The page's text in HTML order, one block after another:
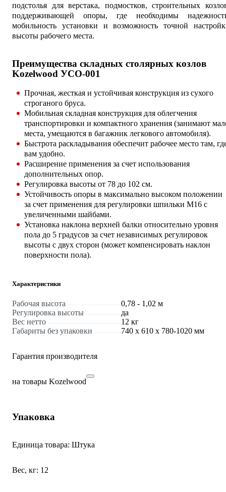
подстолья для верстака, подмостков, строительных
поддерживающей опоры, где необходимы
мобильность установки и возможность точной
высоты рабочего места.
Преимущества складных столярных козлов
Kozelwood УСО-001
Прочная, жесткая и устойчивая конструкция из сухого
строганого бруса.
Мобильная складная конструкция для облегчения
транспортировки и компактного хранения (занимают
места, умещаются в багажник легкового автомобиля).
Быстрота раскладывания обеспечит рабочее место там,
вам удобно.
Расширение применения за счет использования
дополнительных опор.
Регулировка высоты от 78 до 102 см.
Устойчивость опоры в максимально высоком положении
за счет применения для регулировки шпильки М16 с
увеличенными шайбами.
Установка наклона верхней балки относительно уровня
пола до 5 градусов за счет независимых регулировок
высоты с двух сторон (может компенсировать наклон
поверхности пола).
Характеристики
Рабочая высота
0,78 - 1,02 м
Регулировка высоты
да
Вес нетто
12 кг
Габариты без упаковки
740 х 610 х 780-1020 мм
Гарантия производителя
на товары Kozelwood
Упаковка
Единица товара: Штука
Вес, кг: 12